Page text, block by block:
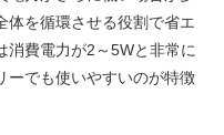
体を循環させる役割で省エ
消費電力が2～5Wと非常に
ーでも使いやすいのが特徴